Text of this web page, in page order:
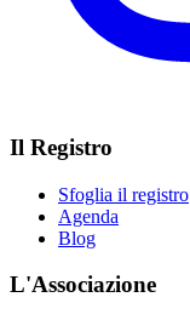
Il Registro
Sfoglia il registro
Agenda
Blog
L'Associazione